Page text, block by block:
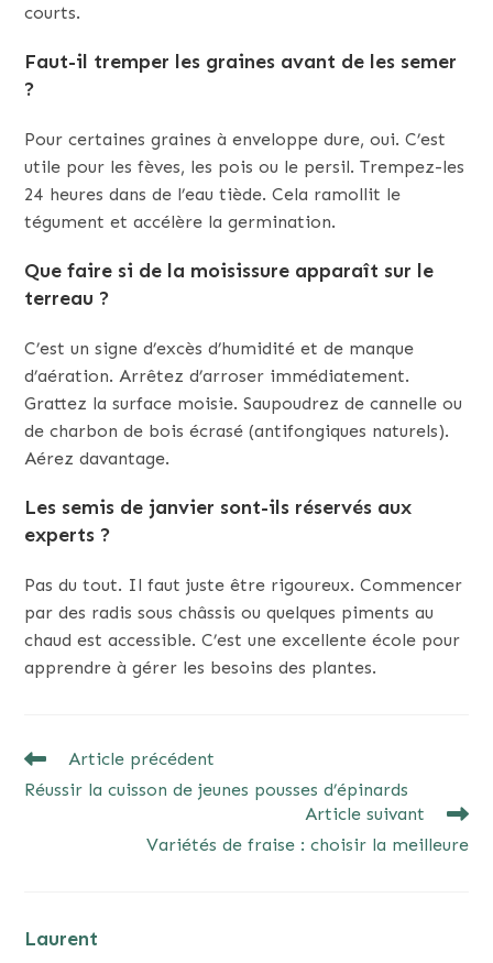
courts.
Faut-il tremper les graines avant de les semer
?
Pour certaines graines à enveloppe dure, oui. C’est
utile pour les fèves, les pois ou le persil. Trempez-les
24 heures dans de l’eau tiède. Cela ramollit le
tégument et accélère la germination.
Que faire si de la moisissure apparaît sur le
terreau ?
C’est un signe d’excès d’humidité et de manque
d’aération. Arrêtez d’arroser immédiatement.
Grattez la surface moisie. Saupoudrez de cannelle ou
de charbon de bois écrasé (antifongiques naturels).
Aérez davantage.
Les semis de janvier sont-ils réservés aux
experts ?
Pas du tout. Il faut juste être rigoureux. Commencer
par des radis sous châssis ou quelques piments au
chaud est accessible. C’est une excellente école pour
apprendre à gérer les besoins des plantes.
READ
ARTICLES
Article précédent
Réussir la cuisson de jeunes pousses d’épinards
Article suivant
Variétés de fraise : choisir la meilleure
Laurent